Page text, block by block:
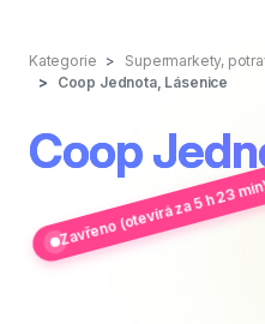
Kategorie Supermarkety,
Coop Jednota, Lásenice
Coop
Zavřeno (otevírá za 5 h 23